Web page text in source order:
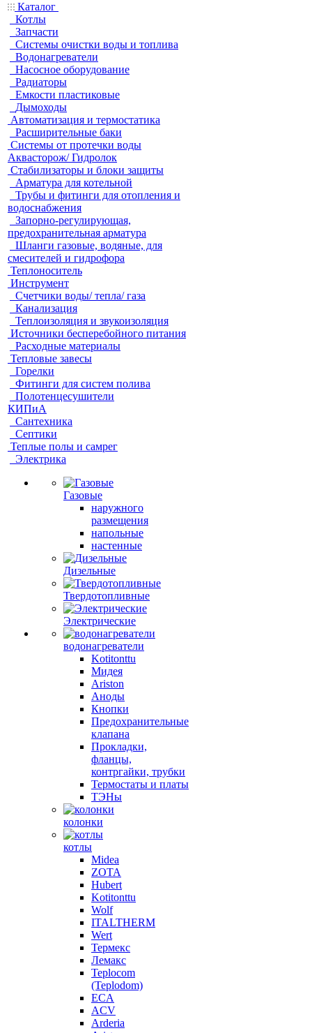
Каталог
Котлы
Запчасти
Системы очистки воды и топлива
Водонагреватели
Насосное оборудование
Радиаторы
Емкости пластиковые
Дымоходы
Автоматизация и термостатика
Расширительные баки
Системы от протечки воды
Аквасторож/ Гидролок
Стабилизаторы и блоки защиты
Арматура для котельной
Трубы и фитинги для отопления и
водоснабжения
Запорно-регулирующая,
предохранительная арматура
Шланги газовые, водяные, для
смесителей и гидрофора
Теплоноситель
Инструмент
Счетчики воды/ тепла/ газа
Канализация
Теплоизоляция и звукоизоляция
Источники бесперебойного питания
Расходные материалы
Тепловые завесы
Горелки
Фитинги для систем полива
Полотенцесушители
КИПиА
Сантехника
Септики
Теплые полы и самрег
Электрика
Газовые
наружного
размещения
напольные
настенные
Дизельные
Твердотопливные
Электрические
водонагреватели
Kotitonttu
Мидея
Ariston
Аноды
Кнопки
Предохранительные
клапана
Прокладки,
фланцы,
контргайки, трубки
Термостаты и платы
ТЭНы
колонки
котлы
Midea
ZOTA
Hubert
Kotitonttu
Wolf
ITALTHERM
Wert
Термекс
Лемакс
Teplocom
(Teplodom)
ECA
ACV
Arderia